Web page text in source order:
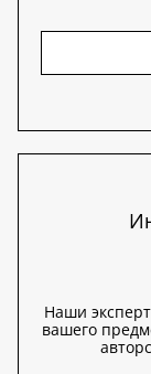
Наши
вашего